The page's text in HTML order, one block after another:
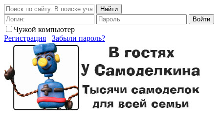
Найти
Войти
Чужой компьютер
Регистрация
Забыли пароль?